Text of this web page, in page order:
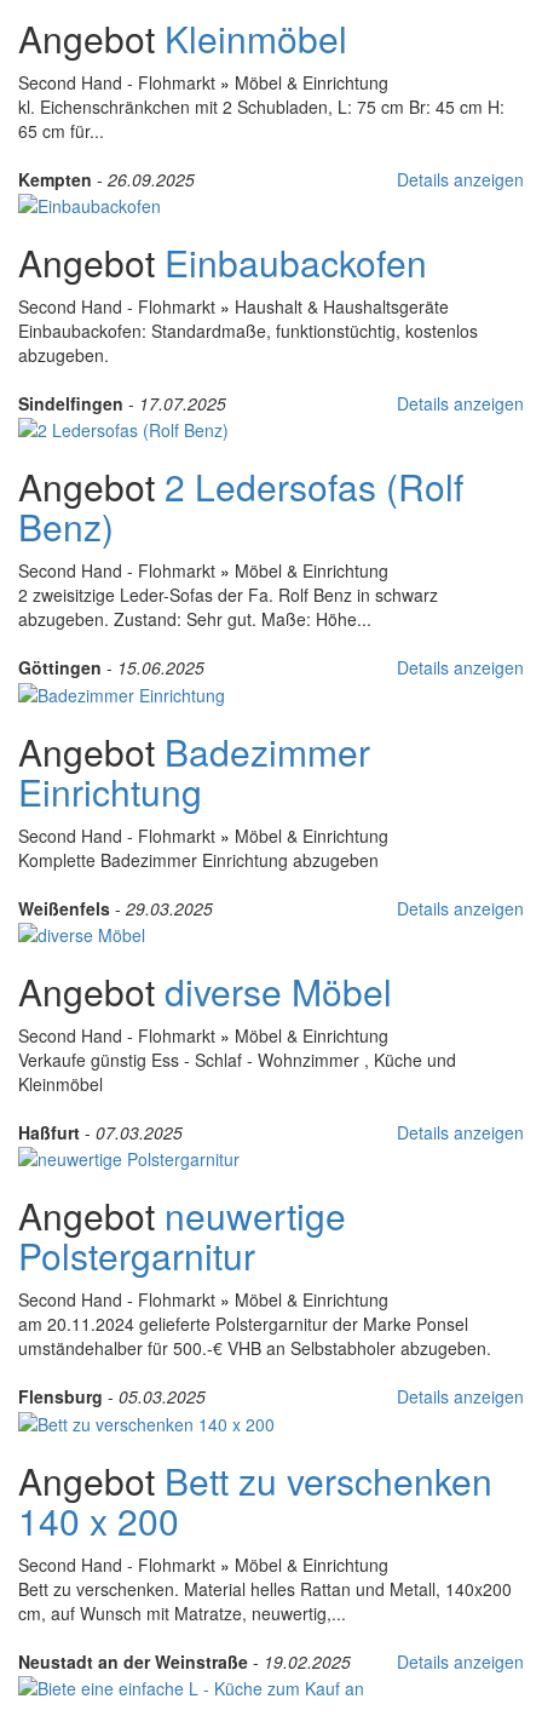
Angebot Kleinmöbel
Second Hand - Flohmarkt » Möbel & Einrichtung
kl. Eichenschränkchen mit 2 Schubladen, L: 75 cm Br: 45 cm H:
65 cm für...
Kempten - 26.09.2025 Details anzeigen
Angebot Einbaubackofen
Second Hand - Flohmarkt » Haushalt & Haushaltsgeräte
Einbaubackofen: Standardmaße, funktionstüchtig, kostenlos
abzugeben.
Sindelfingen - 17.07.2025 Details anzeigen
Angebot 2 Ledersofas (Rolf
Benz)
Second Hand - Flohmarkt » Möbel & Einrichtung
2 zweisitzige Leder-Sofas der Fa. Rolf Benz in schwarz
abzugeben. Zustand: Sehr gut. Maße: Höhe...
Göttingen - 15.06.2025 Details anzeigen
Angebot Badezimmer
Einrichtung
Second Hand - Flohmarkt » Möbel & Einrichtung
Komplette Badezimmer Einrichtung abzugeben
Weißenfels - 29.03.2025 Details anzeigen
Angebotdiverse Möbel
Second Hand - Flohmarkt » Möbel & Einrichtung
Verkaufe günstig Ess - Schlaf - Wohnzimmer , Küche und
Kleinmöbel
Haßfurt - 07.03.2025 Details anzeigen
Angebot neuwertige
Polstergarnitur
Second Hand - Flohmarkt » Möbel & Einrichtung
am 20.11.2024 gelieferte Polstergarnitur der Marke Ponsel
umständehalber für 500.-€ VHB an Selbstabholer abzugeben.
Flensburg - 05.03.2025 Details anzeigen
Angebot Bett zu verschenken
140 x 200
Second Hand - Flohmarkt » Möbel & Einrichtung
Bett zu verschenken. Material helles Rattan und Metall, 140x200
cm, auf Wunsch mit Matratze, neuwertig,...
Neustadt an der Weinstraße - 19.02.2025 Details anzeigen